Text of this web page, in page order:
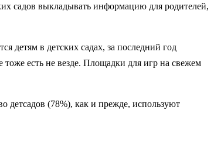
садов выкладывать информацию для родителей,
детям в детских садах, за последний год
есть не везде. Площадки для игр на свежем
детсадов (78%), как и прежде, используют